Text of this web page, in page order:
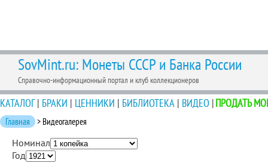
SovMint.ru: Монеты СССР и Банка России
Справочно-информационный портал и клуб коллекционеров
КАТАЛОГ| БРАКИ | ЦЕННИКИ | БИБЛИОТЕКА | ВИДЕО |ПРОДАТЬ
Главная > Видеогалерея
Номинал
Год